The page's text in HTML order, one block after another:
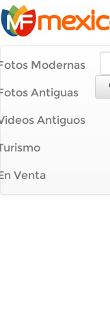
Modernas
Antiguas
Antiguos
Venta